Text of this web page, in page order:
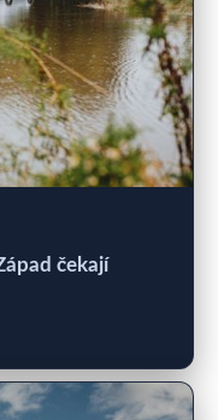
čekají